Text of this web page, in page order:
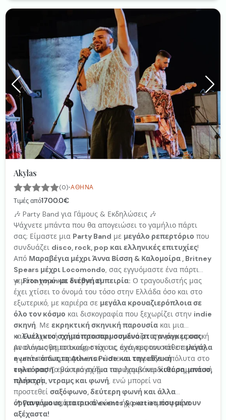
Akylas
(0)·ΑΘΉΝΑ
Τιμές από1700.0€
🎶 Party Band για Γάμους & Εκδηλώσεις 🎶
Ψάχνετε μπάντα που θα απογειώσει το γαμήλιο πάρτι
σας; Είμαστε μια Party Band με μεγάλο ρεπερτόριο που
συνδυάζει disco, rock, pop και ελληνικές επιτυχίες!
Από Μαραβέγια μέχρι Άννα Βίσση & Καλομοίρα , Britney
Spears μέχρι Locomondo, σας εγγυόμαστε ένα πάρτι
γεμάτο χορό και ενέργεια!
🔹Frontman με διεθνή εμπειρία: Ο τραγουδιστής μας
έχει χτίσει το όνομά του τόσο στην Ελλάδα όσο και στο
εξωτερικό, με καριέρα σε μεγάλα κρουαζιερόπλοια σε
όλο τον κόσμο και δισκογραφία που ξεχωρίζει στην indie
σκηνή. Με εκρηκτική σκηνική παρουσία και μια
καλλιτεχνική ταυτότητα που συνδυάζει την pop μουσική
με συναισθηματικούς στίχους, έχει εμφανιστεί σεμεγάλα
events όπως το Athens Pride και την εθνική
τηλεόραση, ενώ τραγούδια του έχουν κερδίσει σημαντική
προσοχή.
🔹Ευέλικτο σχήμα προσαρμοσμένο στις ανάγκες σας:
Αναλόγως με το budget και τις ανάγκες του κάθε πελάτη,
η μπάντα διαμορφώνεται ώστε να ταιριάζει απόλυτα στο
event σας! Το βασικό σχήμα περιλαμβάνεικιθάρα, μπάσο,
πλήκτρα, ντραμς και φωνή, ενώ μπορεί να
προστεθεί σαξόφωνο, δεύτερη φωνή και άλλα
όργαναγια ακόμα πιο πλούσιο ήχο και ατμόσφαιρα.
📍Για γάμους, εταιρικά events & parties που μένουν
αξέχαστα!